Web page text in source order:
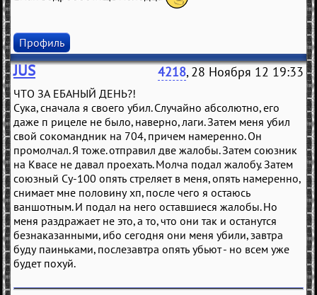
Профиль
JUS 4218, 28 Ноября 12 19:33
ЧТО ЗА ЕБАНЫЙ ДЕНЬ?!
Сука, сначала я своего убил. Случайно абсолютно, его
даже п рицеле не было, наверно, лаги. Затем меня убил
свой сокомандник на 704, причем намеренно. Он
промолчал. Я тоже. отправил две жалобы. Затем союзник
на Квасе не давал проехать. Молча подал жалобу. Затем
союзный Су-100 опять стреляет в меня, опять намеренно,
снимает мне половину хп, после чего я остаюсь
ваншотным. И подал на него оставшиеся жалобы. Но
меня раздражает не это, а то, что они так и останутся
безнаказанными, ибо сегодня они меня убили, завтра
буду паиньками, послезавтра опять убьют - но всем уже
будет похуй.